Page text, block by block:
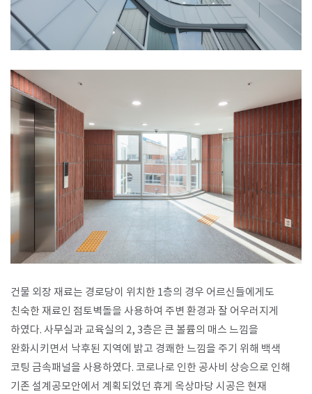
건물 외장 재료는 경로당이 위치한 1층의 경우 어르신들에게도
친숙한 재료인 점토벽돌을 사용하여 주변 환경과 잘 어우러지게
하였다. 사무실과 교육실의 2, 3층은 큰 볼륨의 매스 느낌을
완화시키면서 낙후된 지역에 밝고 경쾌한 느낌을 주기 위해 백색
코팅 금속패널을 사용하였다. 코로나로 인한 공사비 상승으로 인해
기존 설계공모안에서 계획되었던 휴게 옥상마당 시공은 현재